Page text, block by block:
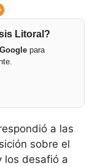
Litoral?
para
a las
sobre el
los desafió a